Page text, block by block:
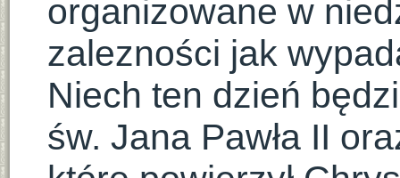
organizowane w
zalezności jak
Niech ten dzień
św. Jana Pawła II